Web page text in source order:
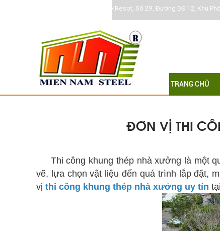
Khu DC Jamona Home Resot, Số 29, Đường DS 12, Khu
TRANG CHỦ
ĐƠN VỊ THI
Thi công khung thép nhà xưởng là một
vẽ, lựa chọn vật liệu đến quá trình lắp đặt,
vị thi công khung thép nhà xưởng uy tín